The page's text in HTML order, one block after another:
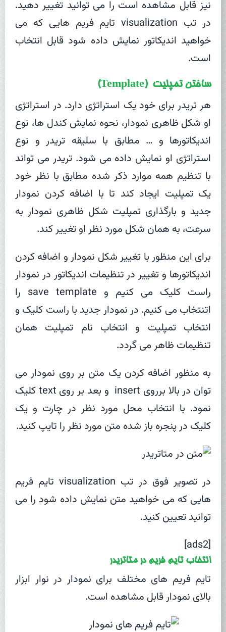
نیز قابل مشاهده است را می توانید تغییر دهید.
در تب visualization تایم فریم هایی که می
خواهید اندیکاتور نمایش داده شود قابل انتخاب
است.
ساختن تمپلیت (Template)
هر تریدر برای خود یک استراتژی دارد. در استراتژی
او شکل ظاهری نمودار، نحوه نمایش کندل ها، نوع
اندیکاتورها و … مطابق با سلیقه تریدر و نوع
استراتژی او نمایش داده می شود. تریدر می تواند
با تنظیم همه موارد ذکر شده مطابق با نظر خود
یک تمپلیت ایجاد کند تا با اضافه کردن نمودار
جدید و بارگذاری تمپلیت شکل ظاهری نمودار به
سرعت، به همان شکل مورد نظر او تغییر کند.
برای این منظور با تغییر شکل نمودار و اضافه کردن
اندیکاتورها و تغییر در تنظیمات اندیکاتور در نمودار
راست کلیک می کنیم و save template را
اتنتخاب می کنیم. در نمودار جدید با راست کلیک و
انتخاب تمپلیت و انتخاب نام تمپلیت همان
تنظیمات ظاهر می گردد.
به منظور اضافه کردن یک متن بر روی نمودار می
توان در بالا برروی insert و بعد بر روی text کلیک
نمود. با انتخاب محل مورد نظر در چارت و یک
کلیک در پنجره باز شده متن مورد نظر را تایپ کنید.
در تصویر فوق در تب visualization تایم فریم
هایی که می خواهید متن نمایش داده شود را می
توانید تعیین کنید.
[ads2]
انتخاب تایم فریم در متاتریدر
تایم فریم های مختلف برای نمودار در نوار ابزار
بالای نمودار قابل مشاهده است.